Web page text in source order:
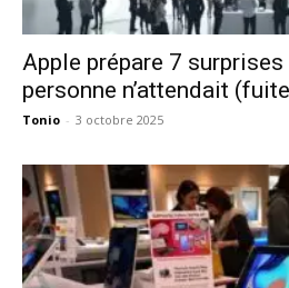
Apple prépare 7
personne n’attendait
Tonio - 3 octobre 2025